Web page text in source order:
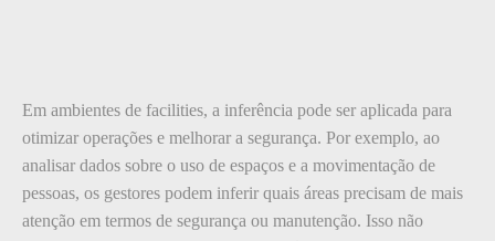
Em ambientes de facilities, a inferência pode ser aplicada para
otimizar operações e melhorar a segurança. Por exemplo, ao
analisar dados sobre o uso de espaços e a movimentação de
pessoas, os gestores podem inferir quais áreas precisam de mais
atenção em termos de segurança ou manutenção. Isso não